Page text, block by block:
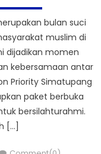
bulan suci
muslim di
dijadikan momen
kebersamaan antar
Priority Simatupang
paket berbuka
bersilahturahmi.
[…]